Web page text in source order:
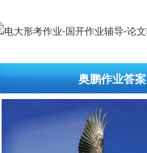
奥鹏作业答案